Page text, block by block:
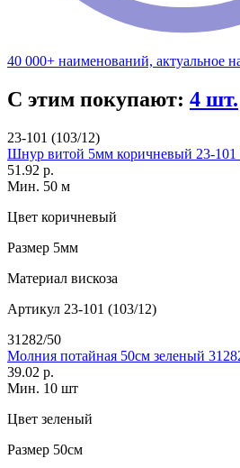
40 000+ наименований, актуальное
С этим покупают: 4 шт.
23-101 (103/12)
Шнур витой 5мм коричневый 23-101
51.92 р.
Мин. 50 м
Цвет коричневый
Размер 5мм
Материал вискоза
Артикул 23-101 (103/12)
31282/50
Молния потайная 50см зеленый
39.02 р.
Мин. 10 шт
Цвет зеленый
Размер 50см